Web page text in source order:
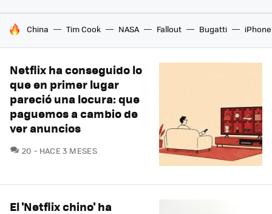
HOY SE HABLA DE
China Tim Cook NASA Fallout Bugatti iPhone
Netflix ha conseguido lo
que en primer lugar
pareció una locura: que
paguemos a cambio de
ver anuncios
20 COMENTARIOS
HACE 3 MESES
El 'Netflix chino' ha